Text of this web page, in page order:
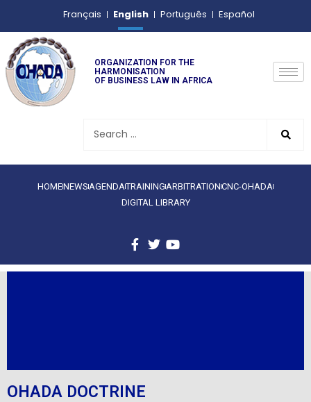
Français English Português Español
ORGANIZATION FOR THE
HARMONISATION
OF BUSINESS LAW IN AFRICA
HOMENEWS AGENDATRAINING ARBITRATIONCNC-OHADA
DIGITAL LIBRARY
OHADA DOCTRINE